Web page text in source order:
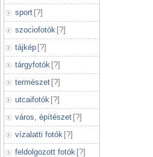
sport [?]
szociofotók [?]
tájkép [?]
tárgyfotók [?]
természet [?]
utcaifotók [?]
város, építészet [?]
vízalatti fotók [?]
feldolgozott fotók [?]